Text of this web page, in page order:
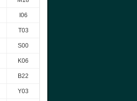
I06
T03
S00
K06
B22
Y03